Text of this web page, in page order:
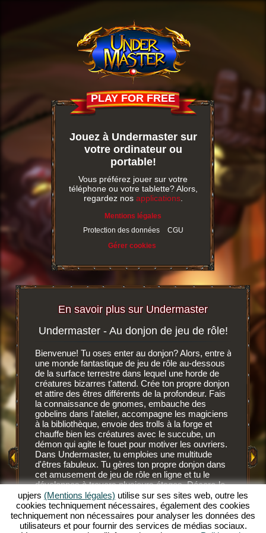
PLAY FOR FREE
Jouez à Undermaster sur
votre ordinateur ou
portable!
Vous préférez jouer sur votre
téléphone ou votre tablette? Alors,
regardez nos applications.
Mentions légales
Protection des données
CGU
Gérer cookies
En savoir plus sur Undermaster
tu
Undermaster - Au donjon de jeu de rôle!
Bienvenue! Tu oses enter au donjon? Alors, entre à
une monde fantastique de jeu de rôle au-dessous
de la surface terrestre dans lequel une horde de
créatures bizarres t'attend. Crée ton propre donjon
et attire des êtres différents de la profondeur. Fais
la connaissance de gnomes, embauche des
gobelins dans l'atelier, accompagne les magiciens
à la bibliothèque, envoie des trolls à la forge et
chauffe bien les créatures avec le succube, un
démon qui agite le fouet pour motiver les ouvriers.
Dans Undermaster, tu emploies une multitude
d'êtres fabuleux. Tu gères ton propre donjon dans
cet amusement de jeu de rôle en ligne et tu le
développes à travers plusieurs étages. Décore-le
avec des superbes objets, aménage les salles et
illumine le décor avec des torches de toutes les
couleurs. Découvre les profondeurs de ce jeu de
rôle en ligne extraordinaire et deviens un
Soif
C'est
des
Après
fond,
Ces
mais
savent
savent
plus
devrais
upjers (Mentions légales) utilise sur ses sites web, outre les
cookies techniquement nécessaires, également des cookies
techniquement non nécessaires pour analyser les données des
utilisateurs et pour fournir des services de médias sociaux.